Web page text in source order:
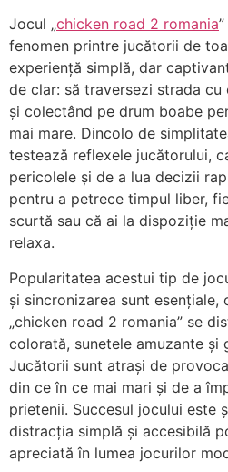
Jocul „chicken road 2 romania
fenomen printre jucătorii de
experiență simplă, dar
de clar: să traversezi strada
și colectând pe drum boabe
mai mare. Dincolo de
testează reflexele jucătorului,
pericolele și de a lua decizii
pentru a petrece timpul liber,
scurtă sau că ai la dispoziție
relaxa.
Popularitatea acestui tip de
și sincronizarea sunt esențiale,
„chicken road 2 romania” se
colorată, sunetele amuzante și
Jucătorii sunt atrași de
din ce în ce mai mari și de a
prietenii. Succesul jocului este
distracția simplă și accesibilă
apreciată în lumea jocurilor